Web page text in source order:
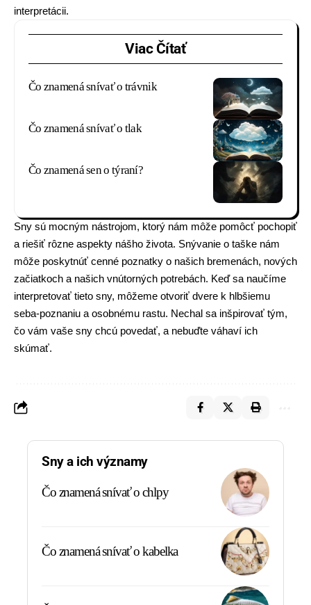
interpretácii.
Viac Čítať
Čo znamená snívať o trávnik
Čo znamená snívať o tlak
Čo znamená sen o týraní?
Sny sú mocným nástrojom, ktorý nám môže pomôcť pochopiť
a riešiť rôzne aspekty nášho života. Snývanie o taške nám
môže poskytnúť cenné poznatky o našich bremenách, nových
začiatkoch a našich vnútorných potrebách. Keď sa naučíme
interpretovať tieto sny, môžeme otvoriť dvere k hlbšiemu
seba-poznaniu a osobnému rastu. Nechal sa inšpirovať tým,
čo vám vaše sny chcú povedať, a nebuďte váhaví ich
skúmať.
Sny a ich významy
Čo znamená snívať o chlpy
Čo znamená snívať o kabelka